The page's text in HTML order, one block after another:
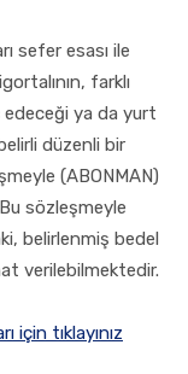
sefer esası ile
farklı
edeceği ya da yurt
düzenli bir
(ABONMAN)
sözleşmeyle
belirlenmiş bedel
verilebilmektedir.
için tıklayınız